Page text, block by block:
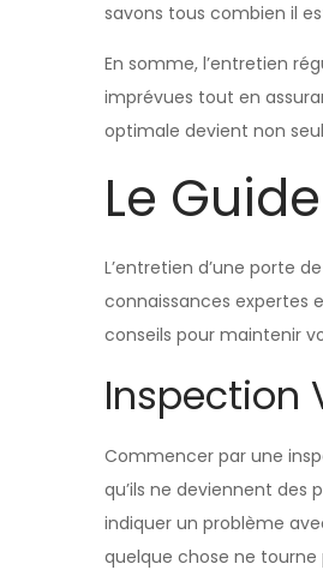
savons tous combien il
En somme, l’entretien
imprévues tout en
optimale devient non
Le
L’entretien d’une porte
connaissances expertes
conseils pour maintenir
Inspection
Commencer par une
qu’ils ne deviennent des
indiquer un problème
quelque chose ne tourne